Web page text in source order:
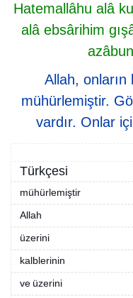
Hatemallâhu alâ
alâ ebsârihim
Allah, onların
mühürlemiştir.
vardır. Onlar
Türkçesi
mühürlemiştir
Allah
üzerini
kalblerinin
ve üzerini